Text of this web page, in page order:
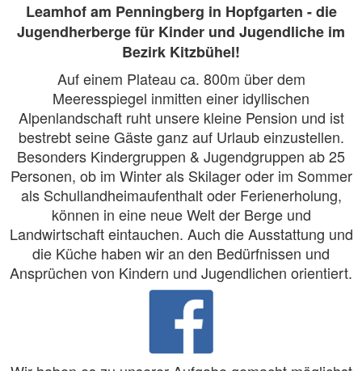
Leamhof am Penningberg in Hopfgarten - die
Jugendherberge für Kinder und Jugendliche im
Bezirk Kitzbühel!
Auf einem Plateau ca. 800m über dem
Meeresspiegel inmitten einer idyllischen
Alpenlandschaft ruht unsere kleine Pension und ist
bestrebt seine Gäste ganz auf Urlaub einzustellen.
Besonders Kindergruppen & Jugendgruppen ab 25
Personen, ob im Winter als Skilager oder im Sommer
als Schullandheimaufenthalt oder Ferienerholung,
können in eine neue Welt der Berge und
Landwirtschaft eintauchen. Auch die Ausstattung und
die Küche haben wir an den Bedürfnissen und
Ansprüchen von Kindern und Jugendlichen orientiert.